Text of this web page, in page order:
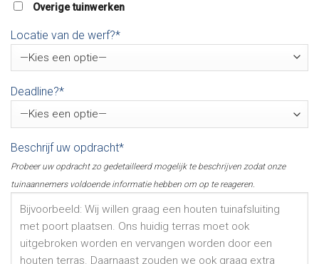
Overige tuinwerken
Locatie van de werf?*
Deadline?*
Beschrijf uw opdracht*
Probeer uw opdracht zo gedetailleerd mogelijk te beschrijven zodat onze
tuinaannemers voldoende informatie hebben om op te reageren.